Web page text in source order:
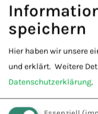
Das Praktische
Naturheilkunde
Dozent im
E F T –
Eigenbluttherapie
speichern
Hier haben wir unsere
und erklärt. Weitere
Datenschutzerklärung.